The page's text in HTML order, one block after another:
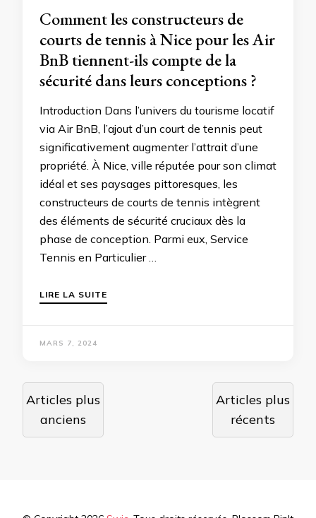
Comment les constructeurs de
courts de tennis à Nice pour les Air
BnB tiennent-ils compte de la
sécurité dans leurs conceptions ?
Introduction Dans l’univers du tourisme locatif
via Air BnB, l’ajout d’un court de tennis peut
significativement augmenter l’attrait d’une
propriété. À Nice, ville réputée pour son climat
idéal et ses paysages pittoresques, les
constructeurs de courts de tennis intègrent
des éléments de sécurité cruciaux dès la
phase de conception. Parmi eux, Service
Tennis en Particulier …
LIRE LA SUITE
MARS 7, 2024
Navigation
des
articles
Articles plus
anciens
Articles plus
récents